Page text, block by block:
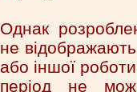
Однак
не відображають
або іншої
період не